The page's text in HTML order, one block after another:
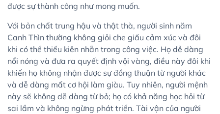
được sự thành công như mong muốn.
Với bản chất trung hậu và thật thà, người sinh năm
Canh Thìn thường không giỏi che giấu cảm xúc và đôi
khi có thể thiếu kiên nhẫn trong công việc. Họ dễ dàng
nổi nóng và đưa ra quyết định vội vàng, điều này đôi khi
khiến họ không nhận được sự đồng thuận từ người khác
và dễ dàng mất cơ hội làm giàu. Tuy nhiên, người mệnh
này sẽ không dễ dàng từ bỏ; họ có khả năng học hỏi từ
sai lầm và không ngừng phát triển. Tài vận của người